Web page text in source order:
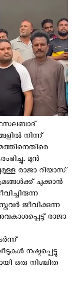
നിന്ന്
മുൻ
രാജാ റിയാസ്
ചുക്കാൻ
ജീവിക്കുന്ന
രാജാ
നഷ്ടപ്പെട്ടു
ഒരു നിശ്ചിത